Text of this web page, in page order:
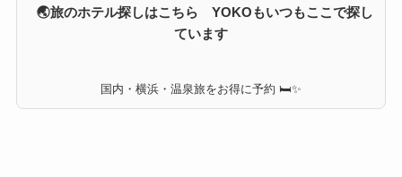
🌏旅のホテル探しはこちら YOKOもいつもここで探し
ています